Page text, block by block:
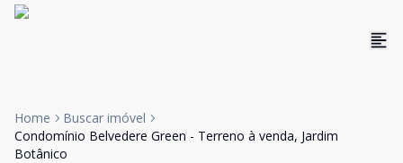
Home
Buscar imóvel
Condomínio Belvedere Green - Terreno à venda, Jardim
Botânico